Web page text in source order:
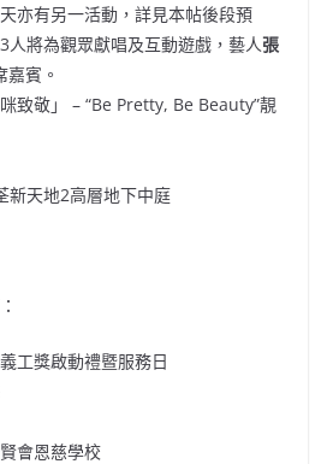
亦有另一活動，詳見本帖後段預
人將為觀眾獻唱及互動遊戲，藝人張
嘉賓。
致敬」 – “Be Pretty, Be Beauty”靚
新天地2高層地下中庭
工獎啟動禮暨服務日
會恩慈學校